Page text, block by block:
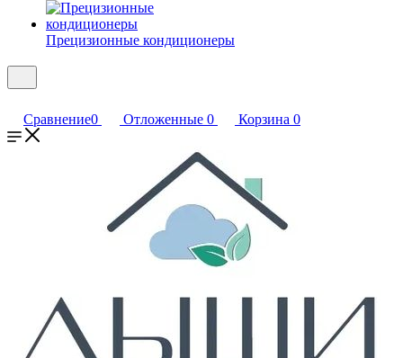
Прецизионные кондиционеры
Сравнение0 Отложенные 0 Корзина 0